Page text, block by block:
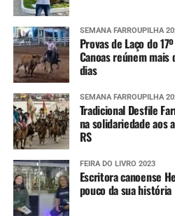
SEMANA FARROUPILHA
Provas de Laço do
Canoas reúnem
dias
SEMANA FARROUPILHA
Tradicional Desfile
na solidariedade aos
RS
FEIRA DO LIVRO 2023
Escritora canoense
pouco da sua história